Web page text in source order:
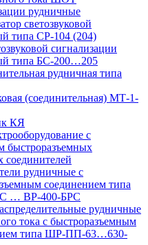
рудничные
светозвуковой
типа СР-104 (204)
сигнализации
типа БС-200…205
рудничная типа
(соединительная) МТ-1-
КЯ
с
быстроразъемных
рудничные с
соединением типа
… ВР-400-БРС
рудничные
тока с быстроразъемным
типа ШР-ПП-63…630-